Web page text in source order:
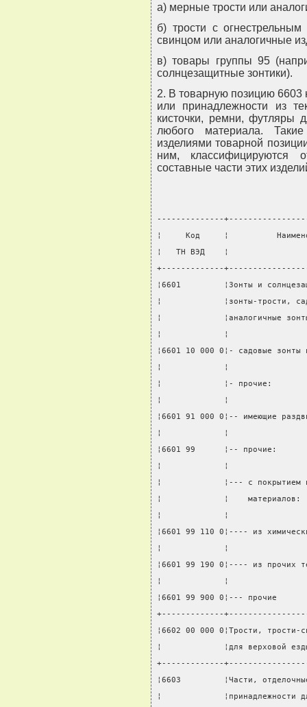
а) мерные трости или
б) трости с
свинцом или аналогичные
в) товары группы 95
солнцезащитные зонтики).
2. В товарную позицию 6603
или принадлежности из
кисточки, ремни, футляры
любого материала.
изделиями товарной
ним, классифицируются
составные части этих
--------------
¦     Код     ¦
¦   ТН ВЭД    ¦
+-------------
¦6601         ¦Зонты и
¦             ¦зонты-трости,
¦             ¦аналогичные
¦             ¦
¦6601 10 000 0¦- садовые
¦             ¦
¦             ¦- прочие:
¦             ¦
¦6601 91 000 0¦-- имеющие
¦             ¦
¦6601 99      ¦--
¦             ¦
¦             ¦--- с покрытием
¦             ¦
¦             ¦
¦6601 99 110 0¦---- из
¦             ¦
¦6601 99 190 0¦---- из прочих
¦             ¦
¦6601 99 900 0¦---
+-------------
¦6602 00 000 0¦Трости,
¦             ¦для верховой
+-------------
¦6603         ¦Части,
¦             ¦принадлежности